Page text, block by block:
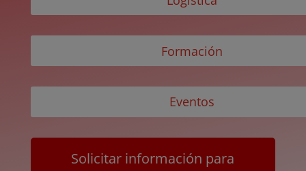
Formación
Eventos
Solicitar información para